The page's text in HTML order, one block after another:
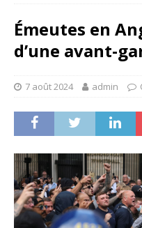
Émeutes en
d’une avant-
7 août 2024 admin